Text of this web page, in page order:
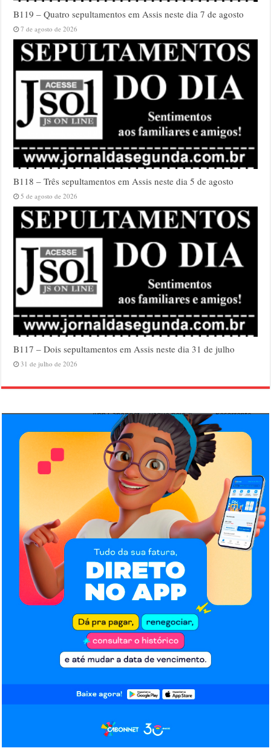
B119 – Quatro sepultamentos em Assis neste dia 7 de agosto
7 de agosto de 2026
B118 – Três sepultamentos em Assis neste dia 5 de agosto
5 de agosto de 2026
B117 – Dois sepultamentos em Assis neste dia 31 de julho
31 de julho de 2026